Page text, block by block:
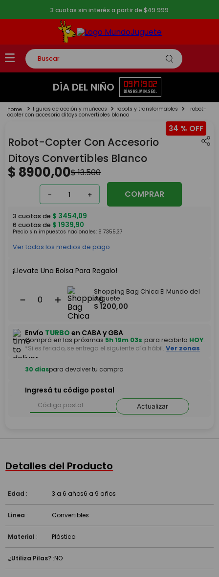
3 cuotas sin interés a partir de $49.999
Buscar
TÉRMINOS MÁS BUSCADOS
2.
lego
4.
monopatin
5. toy story
DÍA DEL NIÑO 09
DÍAS
17
HS.
19
MIN.
01
SEG.
figuras de acción y muñecos robots y transformables robot-
copter con accesorio ditoys convertibles blanco
34 %
Robot-Copter Con Accesorio
Ditoys Convertibles Blanco
$ 8900,00$13.500
＋
－ COMPRAR
3 cuotas de $ 3454,09
6 cuotas de $ 1939,90
Precio sin impuestos nacionales: $ 7355,37
Ver todos los medios de pago
¡Llevate Una Bolsa Para Regalo!
＋
－
Shopping Bag Chica El Mundo del
Juguete
$ 1200,00
Envío TURBO en CABA y GBA
Comprá en las próximas5h 19m 03s para recibirlo HOY.
*Si es feriado, se entrega el siguiente día hábil. Ver zonas
30 díaspara devolver tu compra
Ingresá tu código postal
Actualizar
Detalles del Producto
Edad : 3 a 6 años6 a 9 años
Línea : Convertibles
Material : Plástico
¿Utiliza Pilas? :NO